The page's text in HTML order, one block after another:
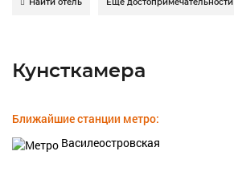
Найти отель Еще достопримечательности
Кунсткамера
Ближайшие станции метро:
Василеостровская